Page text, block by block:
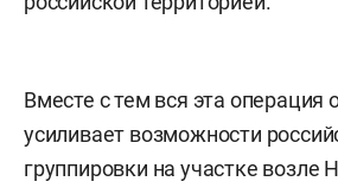
Вместе с тем вся эта операция
усиливает возможности
группировки на участке возле